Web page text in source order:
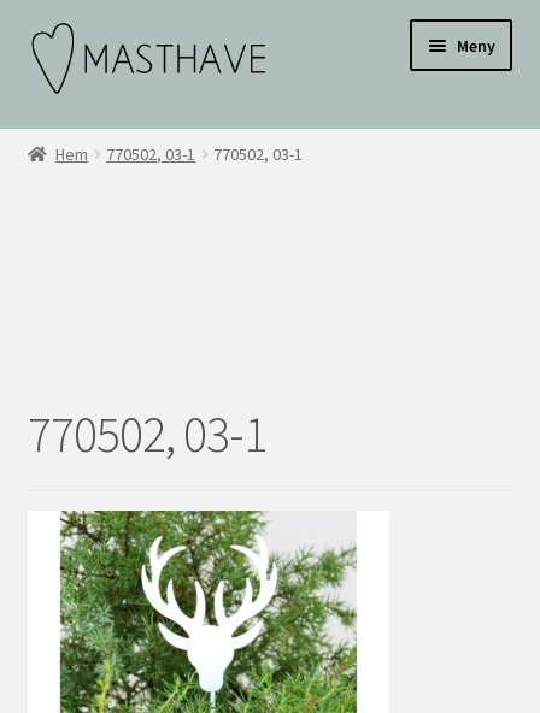
Hoppa
till
navigering
Hoppa
till
innehåll
Meny
WEBBUTIK
ÅF KONTO
Testar
Hem 770502, 03-1 770502, 03-1
770502, 03-1